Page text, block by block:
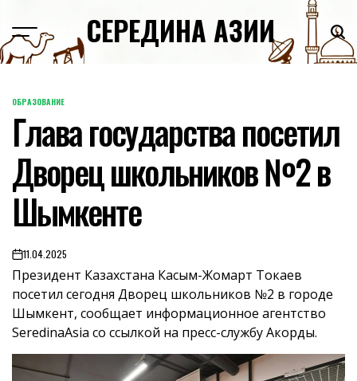
content
СЕРЕДИНА АЗИИ
POSTED
IN
ОБРАЗОВАНИЕ
Глава государства посетил
Дворец школьников №2 в
Шымкенте
on11.04.2025
Президент Казахстана Касым-Жомарт Токаев
посетил сегодня Дворец школьников №2 в городе
Шымкент, сообщает информационное агентство
SeredinaAsia со ссылкой на пресс-службу Акорды.